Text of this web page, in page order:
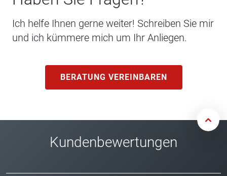
Ich helfe Ihnen gerne weiter! Schreiben Sie mir
und ich kümmere mich um Ihr Anliegen.
BERATUNG VEREINBAREN
Kundenbewertungen